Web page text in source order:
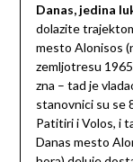
Danas, jedina
dolazite
mesto Alonisos
zemljotresu
zna – tad je
stanovnici su se
Patitiri i Volos, i
Danas mesto